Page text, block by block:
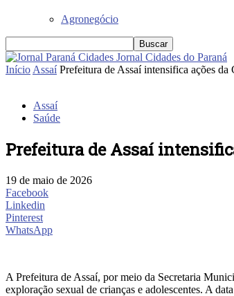
Agronegócio
Jornal Cidades do Paraná
Início Assaí Prefeitura de Assaí intensifica ações
Assaí
Saúde
Prefeitura de Assaí
19 de maio de 2026
Facebook
Linkedin
Pinterest
WhatsApp
A Prefeitura de Assaí, por meio da Secretaria
exploração sexual de crianças e adolescentes. A